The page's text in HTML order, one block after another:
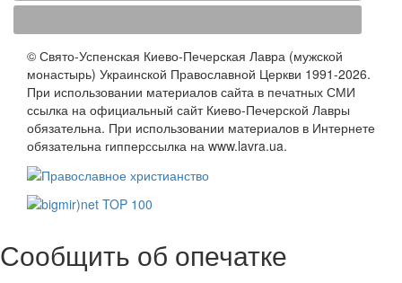
© Свято-Успенская Киево-Печерская Лавра (мужской
монастырь) Украинской Православной Церкви 1991-2026.
При использовании материалов сайта в печатных СМИ
ссылка на официальный сайт Киево-Печерской Лавры
обязательна. При использовании материалов в Интернете
обязательна гипперссылка на www.lavra.ua.
Сообщить об опечатке